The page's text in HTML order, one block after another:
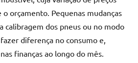
orçamento. Pequenas mudanças
calibragem dos pneus ou no modo
diferença no consumo e,
finanças ao longo do mês.